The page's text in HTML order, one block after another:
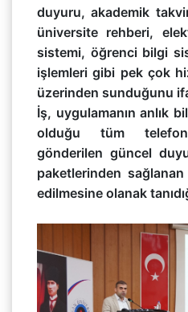
duyuru, akademik
üniversite rehberi,
sistemi, öğrenci bilgi
işlemleri gibi pek çok
üzerinden sunduğunu
İş, uygulamanın anlık
olduğu tüm
gönderilen güncel
paketlerinden
edilmesine olanak